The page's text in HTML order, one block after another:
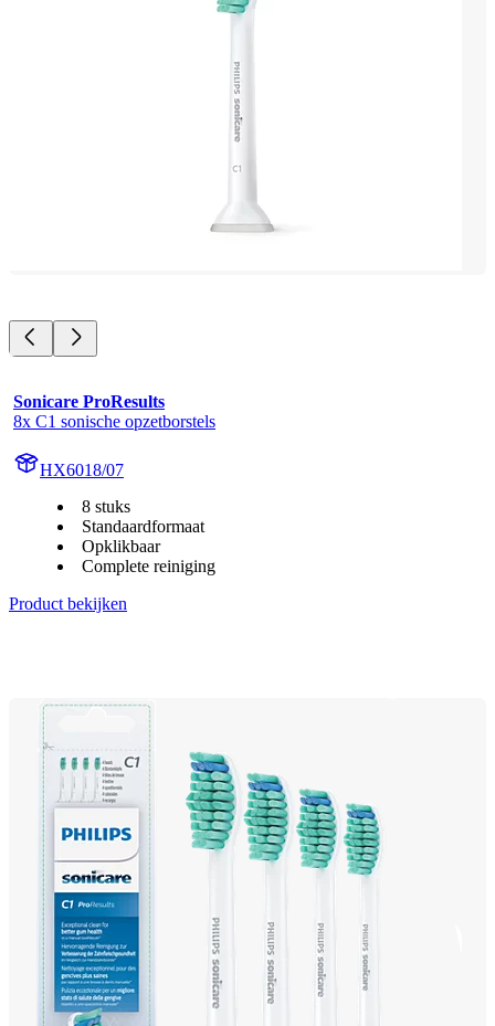
Sonicare ProResults
8x C1 sonische opzetborstels
HX6018/07
8 stuks
Standaardformaat
Opklikbaar
Complete reiniging
Product bekijken